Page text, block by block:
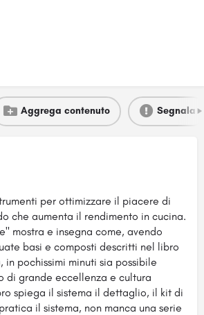
Aggrega contenuto Segnala
per ottimizzare il piacere di
che aumenta il rendimento in cucina.
mostra e insegna come, avendo
basi e composti descritti nel libro
in pochissimi minuti sia possibile
di grande eccellenza e cultura
spiega il sistema il dettaglio, il kit di
il sistema, non manca una serie